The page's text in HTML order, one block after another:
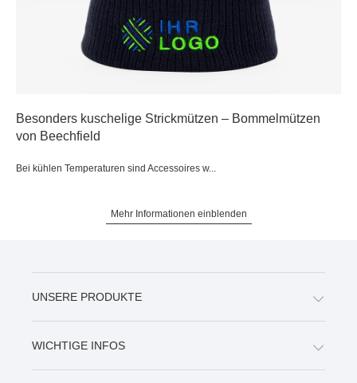
Besonders kuschelige Strickmützen – Bommelmützen
von Beechfield
Bei kühlen Temperaturen sind Accessoires w...
Mehr Informationen einblenden
UNSERE PRODUKTE
WICHTIGE INFOS